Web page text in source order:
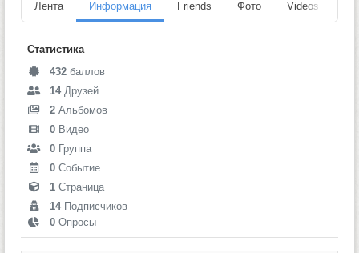
Лента Информация Friends Фото Videos
Статистика
432 баллов
14 Друзей
2 Альбомов
0 Видео
0 Группа
0 Событие
1 Страница
14 Подписчиков
0 Опросы